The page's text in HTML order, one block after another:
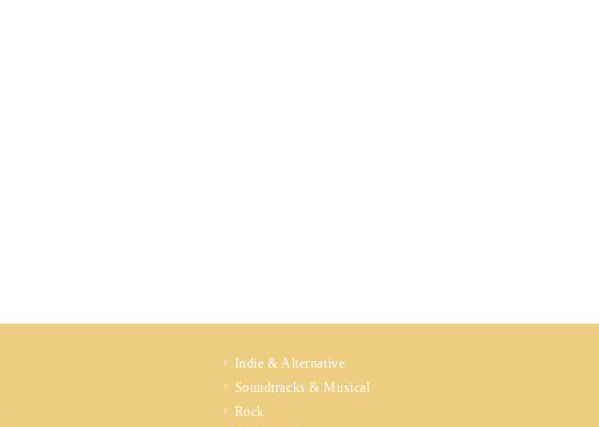
Indie & Alternative
Soundtracks & Musical
Rock